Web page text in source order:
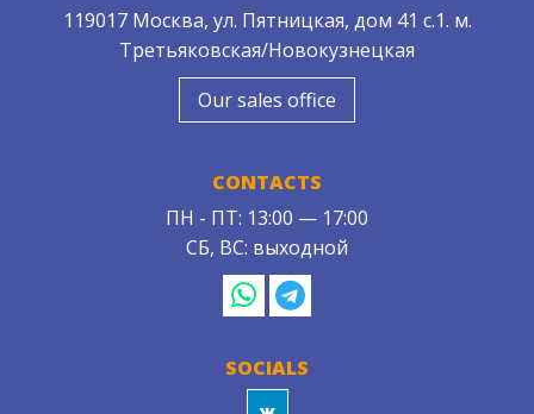
119017 Москва, ул. Пятницкая, дом 41 с.1. м.
Третьяковская/Новокузнецкая
Our sales office
CONTACTS
ПН - ПТ: 13:00 — 17:00
СБ, ВС: выходной
SOCIALS